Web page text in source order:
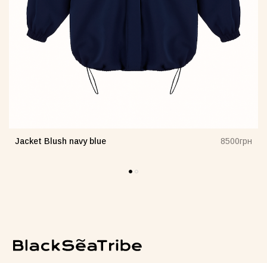
Jacket Blush navy blue 8500грн